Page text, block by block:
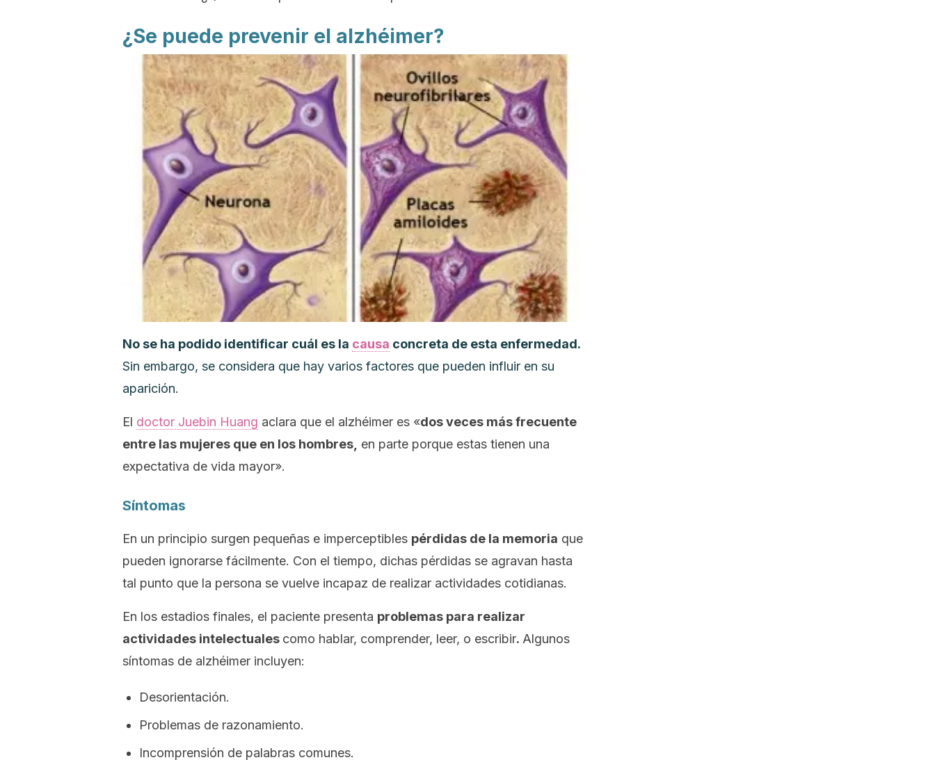
¿Se puede prevenir el alzhéimer?
No se ha podido identificar cuál es la causa concreta de esta enfermedad.
Sin embargo, se considera que hay varios factores que pueden influir en su
aparición.
El doctor Juebin Huang aclara que el alzhéimer es «dos veces más frecuente
entre las mujeres que en los hombres, en parte porque estas tienen una
expectativa de vida mayor».
Síntomas
En un principio surgen pequeñas e imperceptibles pérdidas de la memoria que
pueden ignorarse fácilmente. Con el tiempo, dichas pérdidas se agravan hasta
tal punto que la persona se vuelve incapaz de realizar actividades cotidianas.
En los estadios finales, el paciente presenta problemas para realizar
actividades intelectuales como hablar, comprender, leer, o escribir. Algunos
síntomas de alzhéimer incluyen:
Desorientación.
Problemas de razonamiento.
Incomprensión de palabras comunes.